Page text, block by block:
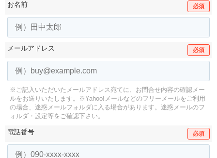
お名前 必須
メールアドレス 必須
※ご記入いただいたメールアドレス宛てに、お問合せ内容の確認メー
ルをお送りいたします。
※Yahoo!メールなどのフリーメールをご利用
の場合、迷惑メールフォルダに入る場合があります。 迷惑メールのフ
ォルダ・設定等をご確認下さい。
電話番号 必須